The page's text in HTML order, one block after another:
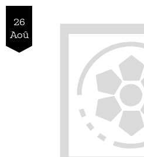
26
Aoû